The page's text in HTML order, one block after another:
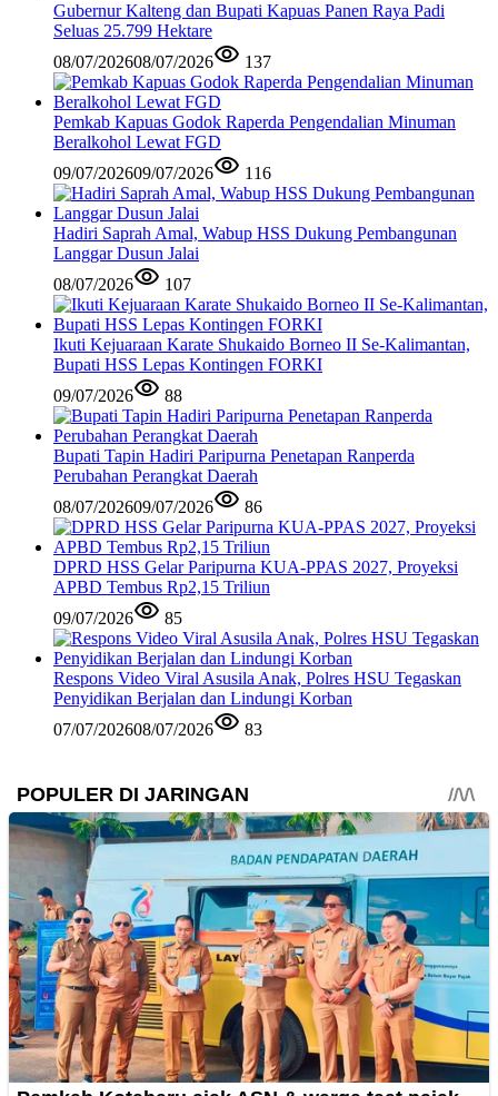
Gubernur Kalteng dan Bupati Kapuas Panen Raya Padi
Seluas 25.799 Hektare
08/07/202608/07/2026 137
Pemkab Kapuas Godok Raperda Pengendalian Minuman
Beralkohol Lewat FGD
09/07/202609/07/2026 116
Hadiri Saprah Amal, Wabup HSS Dukung Pembangunan
Langgar Dusun Jalai
08/07/2026
107
Ikuti Kejuaraan Karate Shukaido Borneo II Se-Kalimantan,
Bupati HSS Lepas Kontingen FORKI
09/07/2026
88
Bupati Tapin Hadiri Paripurna Penetapan Ranperda
Perubahan Perangkat Daerah
08/07/202609/07/2026 86
DPRD HSS Gelar Paripurna KUA-PPAS 2027, Proyeksi
APBD Tembus Rp2,15 Triliun
09/07/2026
85
Respons Video Viral Asusila Anak, Polres HSU Tegaskan
Penyidikan Berjalan dan Lindungi Korban
07/07/202608/07/2026 83